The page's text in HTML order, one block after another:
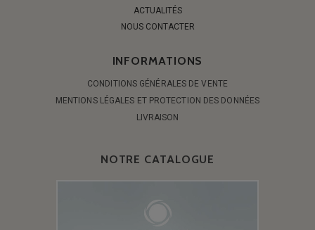
ACTUALITÉS
NOUS CONTACTER
INFORMATIONS
CONDITIONS GÉNÉRALES DE VENTE
MENTIONS LÉGALES ET PROTECTION DES DONNÉES
LIVRAISON
NOTRE CATALOGUE